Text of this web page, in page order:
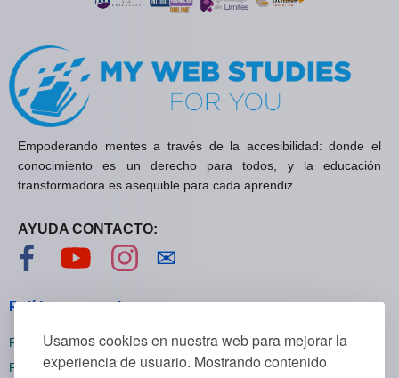
Usamos cookies en nuestra web para mejorar la
experiencia de usuario. Mostrando contenido
Empoderando mentes a través de la accesibilidad: donde el
conocimiento es un derecho para todos, y la educación
transformadora es asequible para cada aprendiz.
AYUDA CONTACTO:
Visítanos en Facebook
Visítanos en YouTube
Visítanos en Instagram
✉
Políticas generales
Políticas de privacidad
Políticas de cookies